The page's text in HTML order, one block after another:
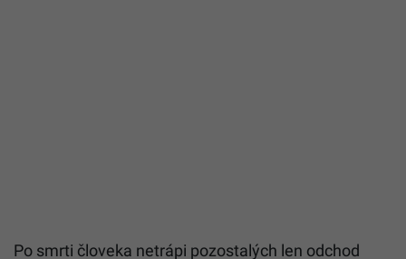
Po smrti človeka netrápi pozostalých len odchod